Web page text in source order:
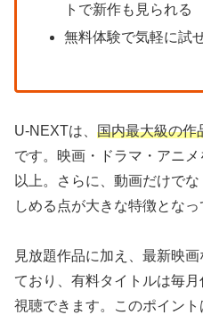
トで新作も見られる
無料体験で気軽に試
U-NEXTは、 国内最大級の作
です。映画・ドラマ・アニ
以上。さらに、動画だけで
しめる点が大きな特徴となっ
見放題作品に加え、最新映
ており、有料タイトルは毎
視聴できます。このポイン